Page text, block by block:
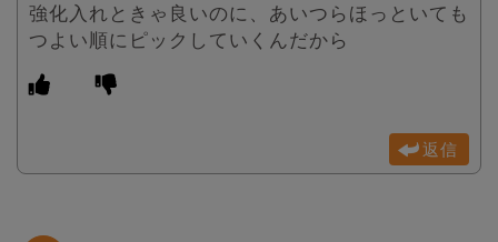
強化入れときゃ良いのに、あいつらほっといても
つよい順にピックしていくんだから
返信